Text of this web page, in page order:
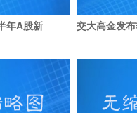
年A股新 交大高金发